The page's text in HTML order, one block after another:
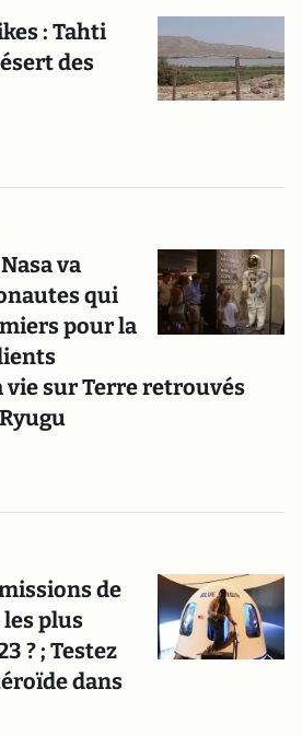
: Tahti
des
va
qui
pour la
sur Terre retrouvés
de
plus
? ; Testez
dans